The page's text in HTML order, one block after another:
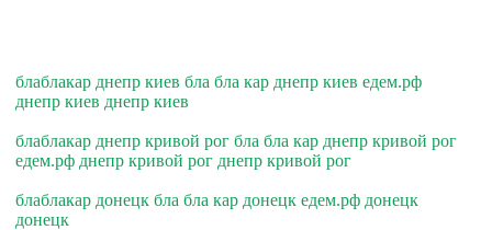
блаблакар днепр киев бла бла кар днепр киев едем.рф
днепр киев днепр киев
блаблакар днепр кривой рог бла бла кар днепр кривой рог
едем.рф днепр кривой рог днепр кривой рог
блаблакар донецк бла бла кар донецк едем.рф донецк
донецк